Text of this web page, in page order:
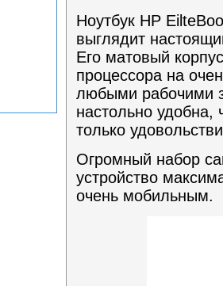
Ноутбук HP
выглядит
Его матовый
процессора на
любыми рабочими
настольно удобна,
только
Огромный набор
устройство
очень мобильным.